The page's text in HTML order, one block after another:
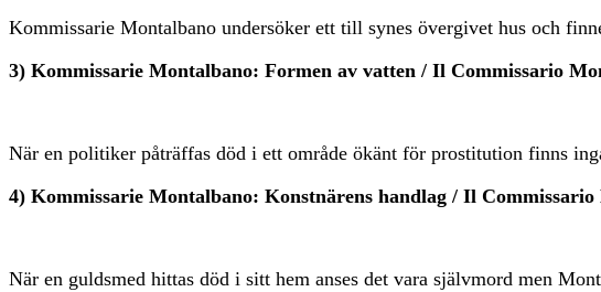
Kommissarie Montalbano undersöker ett till synes övergivet hus och
3) Kommissarie Montalbano: Formen av vatten / Il Commissario
När en politiker påträffas död i ett område ökänt för prostitution finns
4) Kommissarie Montalbano: Konstnärens handlag / Il Commissario
När en guldsmed hittas död i sitt hem anses det vara självmord men